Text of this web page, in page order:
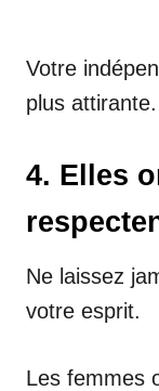
Votre
plus attirante.
4. Elles
Ne laissez
votre esprit.
Les femmes